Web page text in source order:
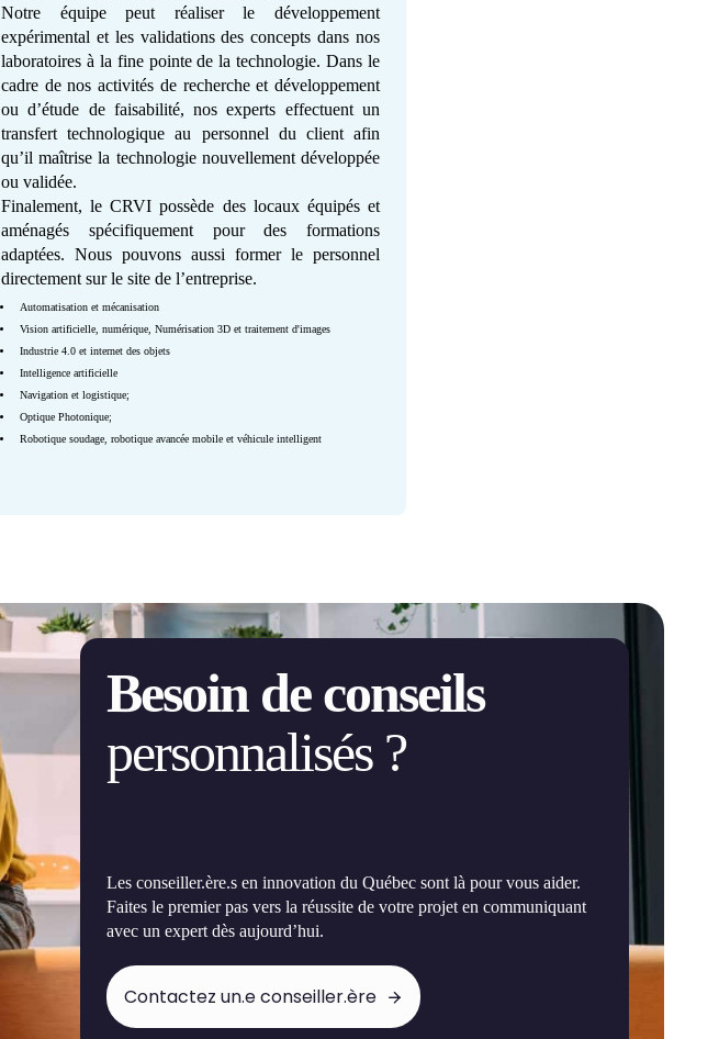
Notre équipe peut réaliser le développement
expérimental et les validations des concepts dans nos
laboratoires à la fine pointe de la technologie. Dans le
cadre de nos activités de recherche et développement
ou d’étude de faisabilité, nos experts effectuent un
transfert technologique au personnel du client afin
qu’il maîtrise la technologie nouvellement développée
ou validée.
Finalement, le CRVI possède des locaux équipés et
aménagés spécifiquement pour des formations
adaptées. Nous pouvons aussi former le personnel
directement sur le site de l’entreprise.
Automatisation et mécanisation
Vision artificielle, numérique, Numérisation 3D et traitement d'images
Industrie 4.0 et internet des objets
Intelligence artificielle
Navigation et logistique;
Optique Photonique;
Robotique soudage, robotique avancée mobile et véhicule intelligent
Besoin de conseils
personnalisés ?
Les conseiller.ère.s en innovation du Québec sont là pour vous aider.
Faites le premier pas vers la réussite de votre projet en communiquant
avec un expert dès aujourd’hui.
Contactez un.e conseiller.ère